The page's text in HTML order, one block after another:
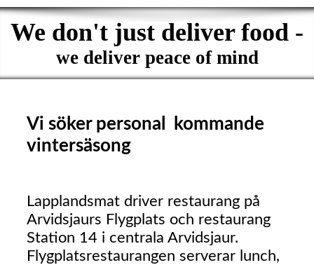
We don't just deliver food -
we deliver peace of mind
Vi söker personal kommande
vintersäsong
Lapplandsmat driver restaurang på
Arvidsjaurs Flygplats och restaurang
Station 14 i centrala Arvidsjaur.
Flygplatsrestaurangen serverar lunch,